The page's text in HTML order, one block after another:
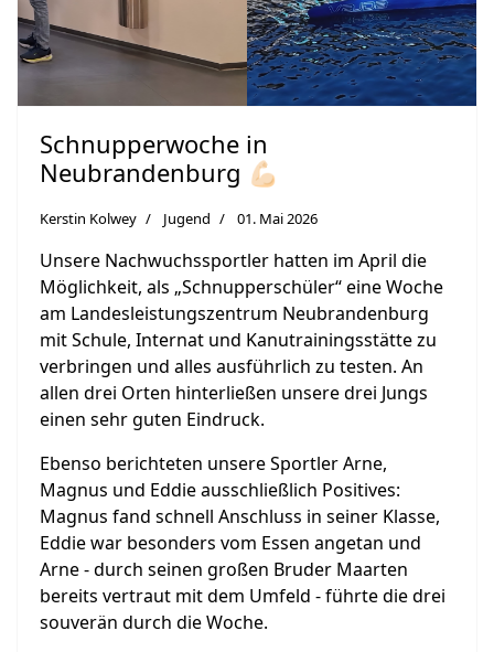
Schnupperwoche in
Neubrandenburg 💪🏻
Kerstin Kolwey Jugend 01. Mai 2026
Unsere Nachwuchssportler hatten im April die
Möglichkeit, als „Schnupperschüler“ eine Woche
am Landesleistungszentrum Neubrandenburg
mit Schule, Internat und Kanutrainingsstätte zu
verbringen und alles ausführlich zu testen. An
allen drei Orten hinterließen unsere drei Jungs
einen sehr guten Eindruck.
Ebenso berichteten unsere Sportler Arne,
Magnus und Eddie ausschließlich Positives:
Magnus fand schnell Anschluss in seiner Klasse,
Eddie war besonders vom Essen angetan und
Arne - durch seinen großen Bruder Maarten
bereits vertraut mit dem Umfeld - führte die drei
souverän durch die Woche.